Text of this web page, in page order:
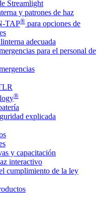
Streamlight
y patrones de haz
TAP® para opciones de
adecuada
para el personal de
®
explicada
y capacitación
interactivo
cumplimiento de la ley